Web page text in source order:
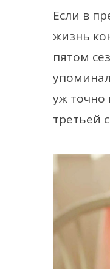
Если в
жизнь
пятом
уж точно
третьей